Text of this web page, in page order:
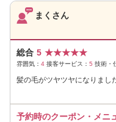
まくさん
総合 5 ★★★★★
雰囲気： 4 接客サービス： 5 技術・
髪の毛がツヤツヤになりまし
予約時のクーポン・メニ